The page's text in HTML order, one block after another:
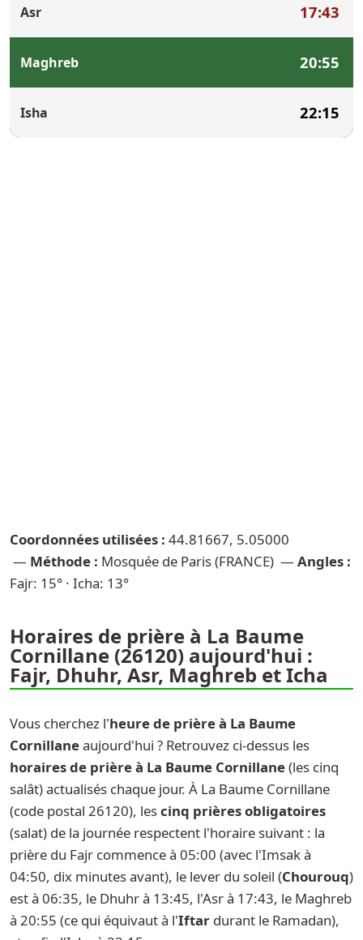
Asr 17:43
Maghreb 20:55
Isha 22:15
Coordonnées utilisées : 44.81667, 5.05000
— Méthode : Mosquée de Paris (FRANCE) — Angles :
Fajr: 15° · Icha: 13°
Horaires de prière à La Baume
Cornillane (26120) aujourd'hui :
Fajr, Dhuhr, Asr, Maghreb et Icha
Vous cherchez l'heure de prière à La Baume
Cornillaneaujourd'hui ? Retrouvez ci-dessus les
horaires de prière à La Baume Cornillane(les cinq
salât) actualisés chaque jour. À La Baume Cornillane
(code postal 26120), lescinq prières obligatoires
(salat) de la journée respectent l'horaire suivant : la
prière du Fajr commence à 05:00 (avec l'Imsak à
04:50, dix minutes avant), le lever du soleil (Chourouq)
est à 06:35, le Dhuhr à 13:45, l'Asr à 17:43, le Maghreb
à 20:55 (ce qui équivaut à l'Iftar durant le Ramadan),